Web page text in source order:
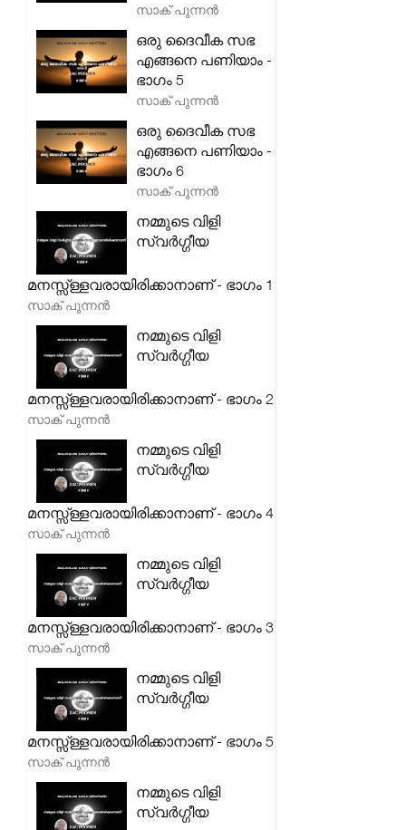
സാക് പുന്നൻ
ഒരു ദൈവീക സഭ
എങ്ങനെ പണിയാം -
ഭാഗം 5
സാക് പുന്നൻ
ഒരു ദൈവീക സഭ
എങ്ങനെ പണിയാം -
ഭാഗം 6
സാക് പുന്നൻ
നമ്മുടെ വിളി
സ്വർഗ്ഗീയ
മനസ്സ്ള്ളവരായിരിക്കാനാണ് - ഭാഗം 1
സാക് പുന്നൻ
നമ്മുടെ വിളി
സ്വർഗ്ഗീയ
മനസ്സ്ള്ളവരായിരിക്കാനാണ് - ഭാഗം 2
സാക് പുന്നൻ
നമ്മുടെ വിളി
സ്വർഗ്ഗീയ
മനസ്സ്ള്ളവരായിരിക്കാനാണ് - ഭാഗം 4
സാക് പുന്നൻ
നമ്മുടെ വിളി
സ്വർഗ്ഗീയ
മനസ്സ്ള്ളവരായിരിക്കാനാണ് - ഭാഗം 3
സാക് പുന്നൻ
നമ്മുടെ വിളി
സ്വർഗ്ഗീയ
മനസ്സ്ള്ളവരായിരിക്കാനാണ് - ഭാഗം 5
സാക് പുന്നൻ
നമ്മുടെ വിളി
സ്വർഗ്ഗീയ